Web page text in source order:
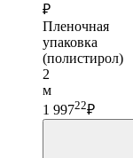
₽
Пленочная
упаковка
(полистирол)
2
м
1 99722₽